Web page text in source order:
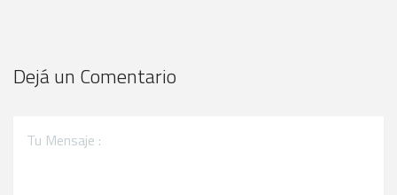
Dejá un Comentario